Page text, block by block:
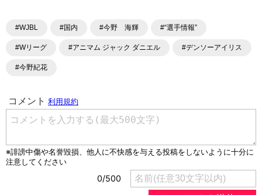
#WJBL #国内 #今野 海輝 #“選手情報”
#Wリーグ #アニマム ジャック ダニエル #デンソーアイリス
#今野紀花